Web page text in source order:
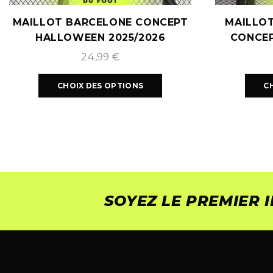
MAILLOT BARCELONE CONCEPT
HALLOWEEN 2025/2026
24,99 €
CHOIX DES OPTIONS
SOYEZ LE PREMIER